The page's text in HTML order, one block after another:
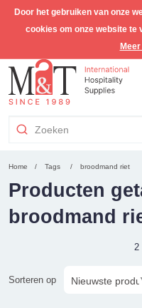
Gratis Benelux verzending
Home Tags broodmand riet
Producten
broodmand
2
Sorteren op
Door het gebruiken van onze
cookies om onze website te